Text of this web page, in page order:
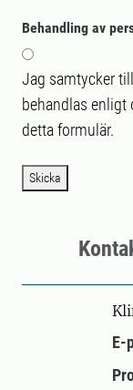
Behandling av
Jag samtycker
behandlas enligt
detta formulär.
Skicka
E-